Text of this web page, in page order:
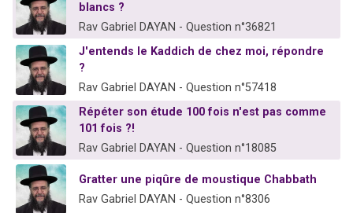
blancs ?
Rav Gabriel DAYAN - Question n°36821
J'entends le Kaddich de chez moi, répondre
?
Rav Gabriel DAYAN - Question n°57418
Répéter son étude 100 fois n'est pas comme
101 fois ?!
Rav Gabriel DAYAN - Question n°18085
Gratter une piqûre de moustique Chabbath
Rav Gabriel DAYAN - Question n°8306